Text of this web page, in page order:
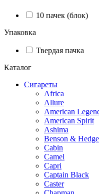
10 пачек (блок)
Упаковка
Твердая пачка
Каталог
Сигареты
Africa
Allure
American
American Spirit
Ashima
Benson &
Cabin
Camel
Capri
Captain Black
Caster